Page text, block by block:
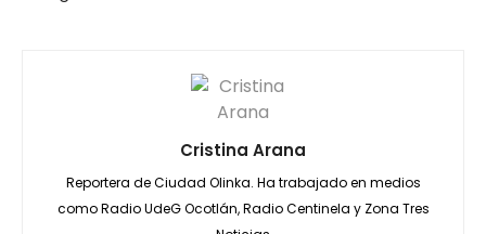
Cristina Arana
Reportera de Ciudad Olinka. Ha trabajado en medios
como Radio UdeG Ocotlán, Radio Centinela y Zona Tres